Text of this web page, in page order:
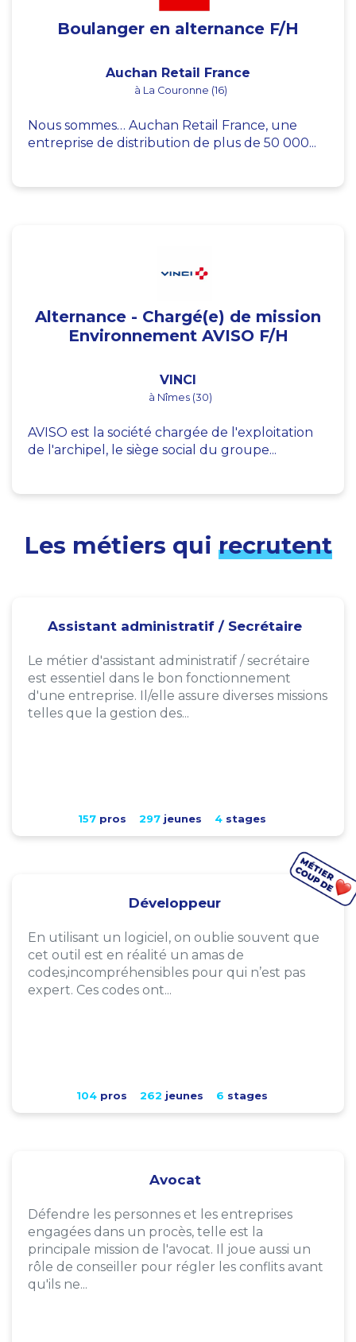
Boulanger en alternance F/H
Auchan Retail France
à La Couronne (16)
Nous sommes… Auchan Retail France, une
entreprise de distribution de plus de 50 000...
Alternance - Chargé(e) de mission
Environnement AVISO F/H
VINCI
à Nîmes (30)
AVISO est la société chargée de l'exploitation
de l'archipel, le siège social du groupe...
Les métiers qui recrutent
Assistant administratif / Secrétaire
Le métier d'assistant administratif / secrétaire
est essentiel dans le bon fonctionnement
d'une entreprise. Il/elle assure diverses missions
telles que la gestion des...
157pros 297jeunes 4stages
Développeur
En utilisant un logiciel, on oublie souvent que
cet outil est en réalité un amas de
codes,incompréhensibles pour qui n’est pas
expert. Ces codes ont...
104pros 262 jeunes 6 stages
Avocat
Défendre les personnes et les entreprises
engagées dans un procès, telle est la
principale mission de l'avocat. Il joue aussi un
rôle de conseiller pour régler les conflits avant
qu'ils ne...